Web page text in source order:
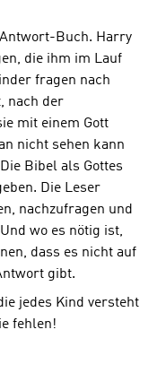
Buch. Harry
die ihm im Lauf
fragen nach
nach der
mit einem Gott
nicht sehen kann
Bibel als Gottes
Die Leser
nachzufragen und
wo es nötig ist,
dass es nicht auf
gibt.
jedes Kind versteht
fehlen!